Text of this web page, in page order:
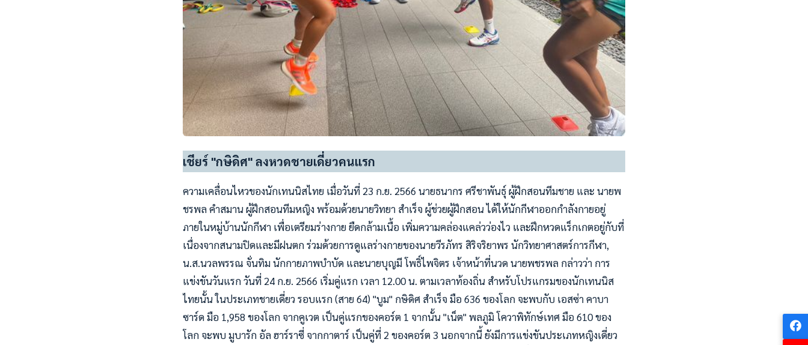
เชียร์ "กษิดิศ" ลงหวดชายเดี่ยวคนแรก
ความเคลื่อนไหวของนักเทนนิสไทย เมื่อวันที่ 23 ก.ย. 2566 นายธนากร ศรีชาพันธุ์ ผู้ฝึกสอนทีมชาย และ นายพ
ชรพล คำสมาน ผู้ฝึกสอนทีมหญิง พร้อมด้วยนายวิทยา สำเร็จ ผู้ช่วยผู้ฝึกสอน ได้ให้นักกีฬาออกกำลังกายอยู่
ภายในหมู่บ้านนักกีฬา เพื่อเตรียมร่างกาย ยืดกล้ามเนื้อ เพิ่มความคล่องแคล่วว่องไว และฝึกหวดแร็กเกตอยู่กับที่
เนื่องจากสนามปิดและมีฝนตก ร่วมด้วยการดูแลร่างกายของนายวีรภัทร สิริจริยาพร นักวิทยาศาสตร์การกีฬา,
น.ส.นวลพรรณ จั่นทิม นักกายภาพบำบัด และนายบุญมี โพธิ์ไพจิตร เจ้าหน้าที่นวด นายพชรพล กล่าวว่า การ
แข่งขันวันแรก วันที่ 24 ก.ย. 2566 เริ่มคู่แรก เวลา 12.00 น. ตามเวลาท้องถิ่น สำหรับโปรแกรมของนักเทนนิส
ไทยนั้น ในประเภทชายเดี่ยว รอบแรก (สาย 64) "บูม" กษิดิศ สำเร็จ มือ 636 ของโลก จะพบกับ เอสซ่า คาบา
ซาร์ด มือ 1,958 ของโลก จากคูเวต เป็นคู่แรกของคอร์ต 1 จากนั้น "เน็ต" พลภูมิ โควาพิทักษ์เทศ มือ 610 ของ
โลก จะพบ มูบารัก อัล ฮาร์ราซี่ จากกาตาร์ เป็นคู่ที่ 2 ของคอร์ต 3 นอกจากนี้ ยังมีการแข่งขันประเภทหญิงเดี่ยว